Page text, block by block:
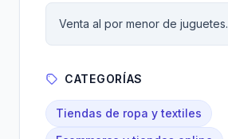
Venta al por menor de juguetes.
CATEGORÍAS
Tiendas de ropa y textiles